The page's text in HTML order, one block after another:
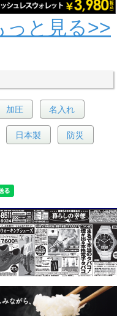
っと見る>>
加圧 名入れ
日本製 防災